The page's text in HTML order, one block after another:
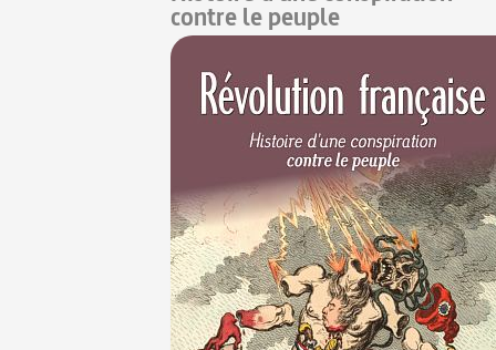
contre le peuple